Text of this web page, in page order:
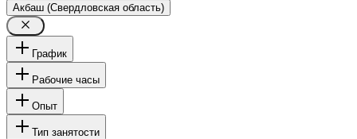
Акбаш (Свердловская область)
График
Рабочие часы
Опыт
Тип занятости